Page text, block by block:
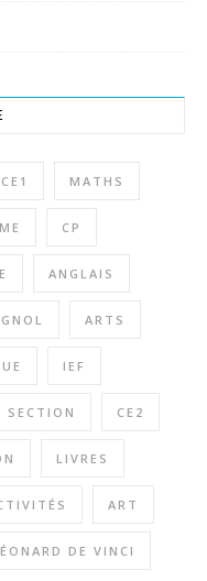
CE1 MATHS
CP
ANGLAIS
ARTS
IEF
SECTION CE2
LIVRES
ART
DE VINCI